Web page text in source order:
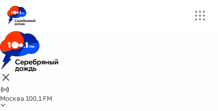
Москва 100.1 FM